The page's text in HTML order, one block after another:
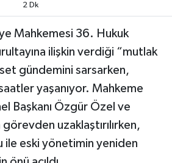
2 Dk
Mahkemesi 36. Hukuk
ilişkin verdiği “mutlak
gündemini sarsarken,
yaşanıyor. Mahkeme
Başkanı Özgür Özel ve
uzaklaştırılırken,
ile eski yönetimin yeniden